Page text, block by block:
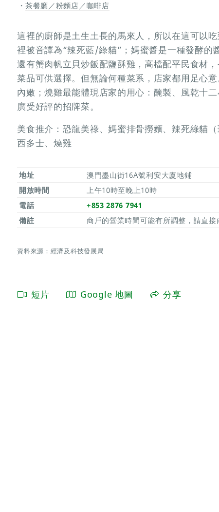
茶餐廳／粉麵店／咖啡店
這裡的廚師是土生土長的馬來人，所以在這可以
裡被音譯為“辣死藍/綠貓”；媽蜜醬是一種發酵的
還有蟹肉帆立貝炒飯配鹽酥雞，高檔配平民食材
菜品可供選擇。但無論何種菜系，店家都用足心
內嫩；燒雞最能體現店家的用心：醃製、風乾十
廣受好評的招牌菜。
美食推介：恐龍美祿、媽蜜排骨撈麵、辣死綠貓
西多士、燒雞
地址
澳門墨山街16A號利安大廈地鋪
開放時間
上午10時至晚上10時
電話
+853 2876 7941
備註
商戶的營業時間可能有所調整，請直接
資料來源：經濟及科技發展局
短片 Google 地圖 分享